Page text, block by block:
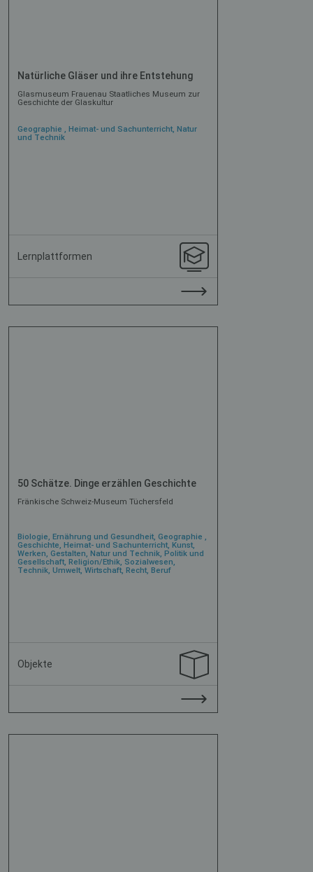
Natürliche Gläser und ihre Entstehung
Glasmuseum Frauenau Staatliches Museum zur
Geschichte der Glaskultur
Geographie , Heimat- und Sachunterricht, Natur
und Technik
Lernplattformen
50 Schätze. Dinge erzählen Geschichte
Fränkische Schweiz-Museum Tüchersfeld
Biologie, Ernährung und Gesundheit, Geographie ,
Geschichte, Heimat- und Sachunterricht, Kunst,
Werken, Gestalten, Natur und Technik, Politik und
Gesellschaft, Religion/Ethik, Sozialwesen,
Technik, Umwelt, Wirtschaft, Recht, Beruf
Objekte